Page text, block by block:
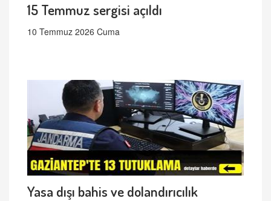
15 Temmuz sergisi açıldı
10 Temmuz 2026 Cuma
Yasa dışı bahis ve dolandırıcılık